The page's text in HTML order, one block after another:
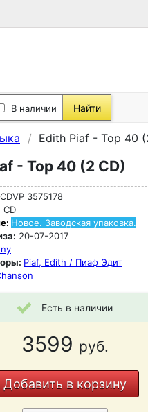
В наличии Найти
Edith Piaf - Top 40
- Top 40 (2 CD)
CDVP 3575178
CD
Новое. Заводская упаковка.
20-07-2017
Piaf, Edith / Пиаф Эдит
Есть в наличии
3599 руб.
Добавить в корзину